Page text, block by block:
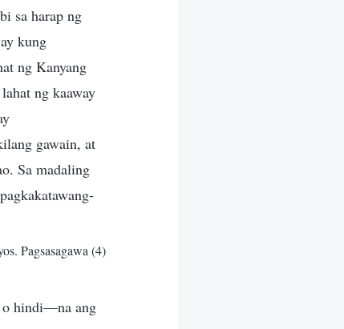
sa harap ng
kung
ng Kanyang
ng kaaway
gawain, at
Sa madaling
Pagsasagawa (4)
o hindi—na ang